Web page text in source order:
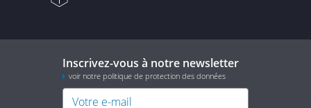
Inscrivez-vous à notre newsletter
voir notre politique de protection des données